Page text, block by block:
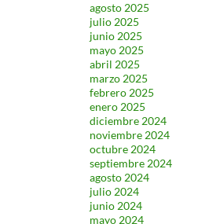
agosto 2025
julio 2025
junio 2025
mayo 2025
abril 2025
marzo 2025
febrero 2025
enero 2025
diciembre 2024
noviembre 2024
octubre 2024
septiembre 2024
agosto 2024
julio 2024
junio 2024
mayo 2024